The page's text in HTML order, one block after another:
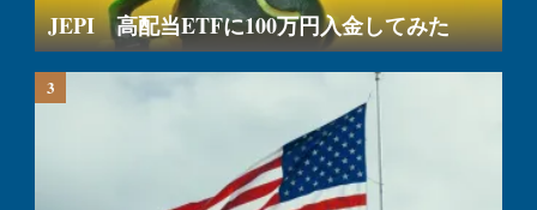
JEPI 高配当ETFに100万円入金してみた